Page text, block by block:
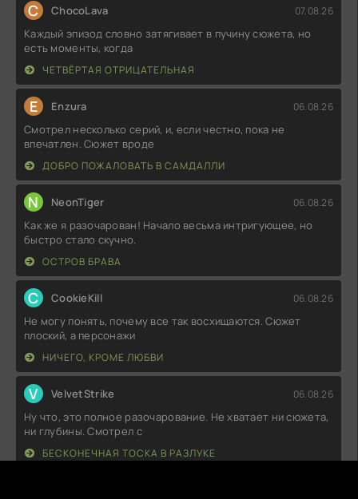
C ChocoLava 07.08.26
Каждый эпизод словно затягивает в пучину сюжета, но
есть моменты, когда
ЧЕТВЁРТАЯ ОТРИЦАТЕЛЬНАЯ
E Enzura 06.08.26
Смотрел несколько серий, и, если честно, пока не
впечатлен. Сюжет вроде
ДОБРО ПОЖАЛОВАТЬ В САМДАЛЛИ
N NeonTiger 06.08.26
Как же я разочарован! Начало весьма интригующее, но
быстро стало скучно.
ОСТРОВ БРАВА
C CookieKill 06.08.26
Не могу понять, почему все так восхищаются. Сюжет
плоский, а персонажи
НИЧЕГО, КРОМЕ ЛЮБВИ
V VelvetStrike 06.08.26
Ну что, это полное разочарование. Не хватает ни сюжета,
ни глубины. Смотрел с
БЕСКОНЕЧНАЯ ТОСКА В РАЗЛУКЕ